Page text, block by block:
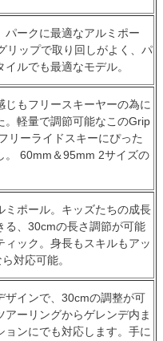
パークに最適なアルミポー
リップで取り回しがよく、パ
ルでも最適なモデル。
じもフリースキーヤーの為に
。軽量で調節可能なこのGrip
リーライドスキーにぴった
。 60mm＆95mm 2サイズの
ミポール。キッズたちの成長
る、30cmの長さ調節が可能
ィック。身長もスキルもアッ
対応可能。
ザインで、30cmの調整が可
アーリングからゲレンデ内ま
ョンにでも対応します。手に